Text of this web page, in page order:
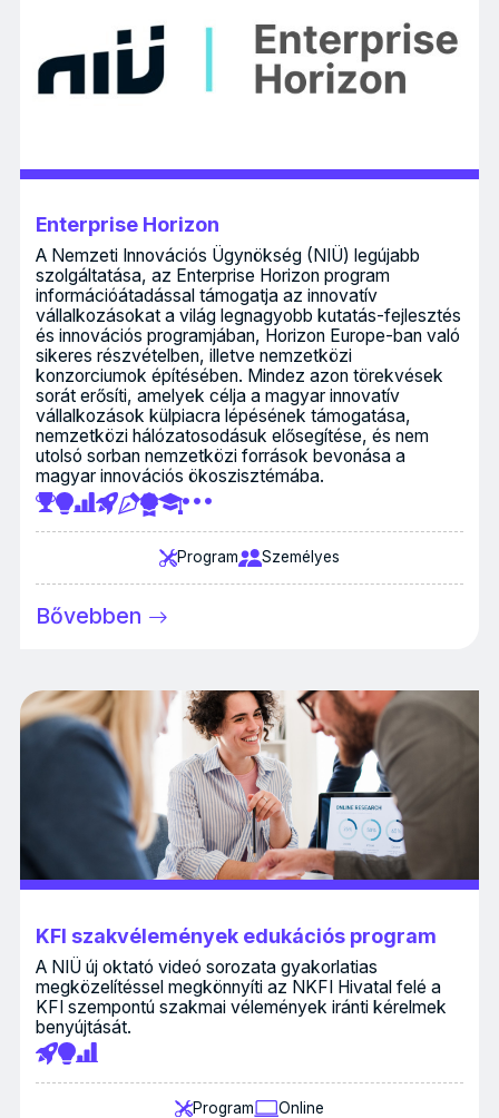
Enterprise Horizon
A Nemzeti Innovációs Ügynökség (NIÜ) legújabb
szolgáltatása, az Enterprise Horizon program
információátadással támogatja az innovatív
vállalkozásokat a világ legnagyobb kutatás-fejlesztés
és innovációs programjában, Horizon Europe-ban való
sikeres részvételben, illetve nemzetközi
konzorciumok építésében. Mindez azon törekvések
sorát erősíti, amelyek célja a magyar innovatív
vállalkozások külpiacra lépésének támogatása,
nemzetközi hálózatosodásuk elősegítése, és nem
utolsó sorban nemzetközi források bevonása a
magyar innovációs ökoszisztémába.
Program Személyes
Bővebben
KFI szakvélemények edukációs program
A NIÜ új oktató videó sorozata gyakorlatias
megközelítéssel megkönnyíti az NKFI Hivatal felé a
KFI szempontú szakmai vélemények iránti kérelmek
benyújtását.
Program Online